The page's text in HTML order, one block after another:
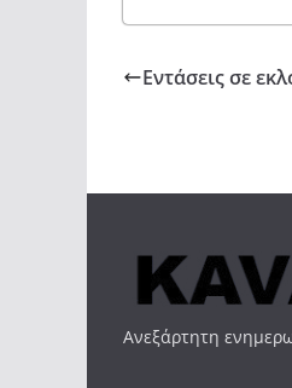
Εντάσεις σε
Ανεξάρτητη